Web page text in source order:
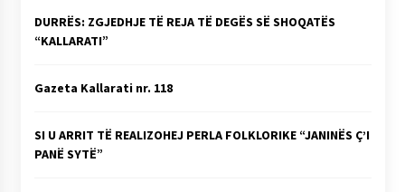
DURRËS: ZGJEDHJE TË REJA TË DEGËS SË SHOQATËS
“KALLARATI”
Gazeta Kallarati nr. 118
SI U ARRIT TË REALIZOHEJ PERLA FOLKLORIKE “JANINËS Ç’I
PANË SYTË”